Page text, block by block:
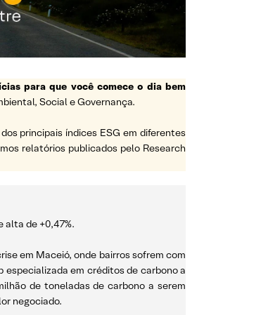
para que você comece o dia bem
Social e Governança.
principais índices ESG em diferentes
relatórios publicados pelo Research
alta de +0,47%.
em Maceió, onde bairros sofrem com
especializada em créditos de carbono a
de toneladas de carbono a serem
negociado.